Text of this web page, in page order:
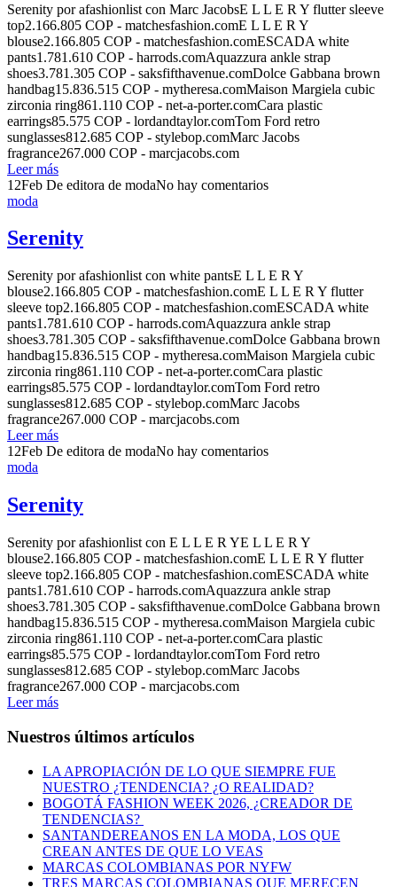
Serenity por afashionlist con Marc JacobsE L L E R Y flutter sleeve
top2.166.805 COP - matchesfashion.comE L L E R Y
blouse2.166.805 COP - matchesfashion.comESCADA white
pants1.781.610 COP - harrods.comAquazzura ankle strap
shoes3.781.305 COP - saksfifthavenue.comDolce Gabbana brown
handbag15.836.515 COP - mytheresa.comMaison Margiela cubic
zirconia ring861.110 COP - net-a-porter.comCara plastic
earrings85.575 COP - lordandtaylor.comTom Ford retro
sunglasses812.685 COP - stylebop.comMarc Jacobs
fragrance267.000 COP - marcjacobs.com
Leer más
12Feb De editora de modaNo hay comentarios
moda
Serenity
Serenity por afashionlist con white pantsE L L E R Y
blouse2.166.805 COP - matchesfashion.comE L L E R Y flutter
sleeve top2.166.805 COP - matchesfashion.comESCADA white
pants1.781.610 COP - harrods.comAquazzura ankle strap
shoes3.781.305 COP - saksfifthavenue.comDolce Gabbana brown
handbag15.836.515 COP - mytheresa.comMaison Margiela cubic
zirconia ring861.110 COP - net-a-porter.comCara plastic
earrings85.575 COP - lordandtaylor.comTom Ford retro
sunglasses812.685 COP - stylebop.comMarc Jacobs
fragrance267.000 COP - marcjacobs.com
Leer más
12Feb De editora de modaNo hay comentarios
moda
Serenity
Serenity por afashionlist con E L L E R YE L L E R Y
blouse2.166.805 COP - matchesfashion.comE L L E R Y flutter
sleeve top2.166.805 COP - matchesfashion.comESCADA white
pants1.781.610 COP - harrods.comAquazzura ankle strap
shoes3.781.305 COP - saksfifthavenue.comDolce Gabbana brown
handbag15.836.515 COP - mytheresa.comMaison Margiela cubic
zirconia ring861.110 COP - net-a-porter.comCara plastic
earrings85.575 COP - lordandtaylor.comTom Ford retro
sunglasses812.685 COP - stylebop.comMarc Jacobs
fragrance267.000 COP - marcjacobs.com
Leer más
Nuestros últimos artículos
LA APROPIACIÓN DE LO QUE SIEMPRE FUE
NUESTRO ¿TENDENCIA? ¿O REALIDAD?
BOGOTÁ FASHION WEEK 2026, ¿CREADOR DE
TENDENCIAS?
SANTANDEREANOS EN LA MODA, LOS QUE
CREAN ANTES DE QUE LO VEAS
MARCAS COLOMBIANAS POR NYFW
TRES MARCAS COLOMBIANAS QUE MERECEN